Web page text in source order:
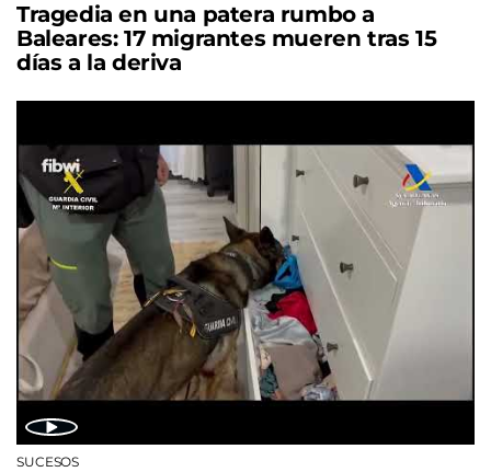
Tragedia en una patera rumbo a
Baleares: 17 migrantes mueren tras 15
días a la deriva
SUCESOS